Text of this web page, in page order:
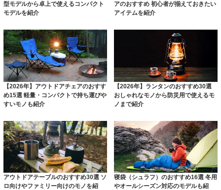
型モデルから卓上で使えるコンパクト
モデルを紹介
アのおすすめ 初心者が揃えておきたい
アイテムを紹介
【2026年】アウトドアチェアのおすす
め15選 軽量・コンパクトで持ち運びや
すいモノも紹介
【2026年】ランタンのおすすめ30選
おしゃれなモノから防災用で使えるモ
ノまで紹介
アウトドアテーブルのおすすめ30選 ソ
ロ向けやファミリー向けのモノを紹
寝袋（シュラフ）のおすすめ16選 冬用
やオールシーズン対応のモデルも紹